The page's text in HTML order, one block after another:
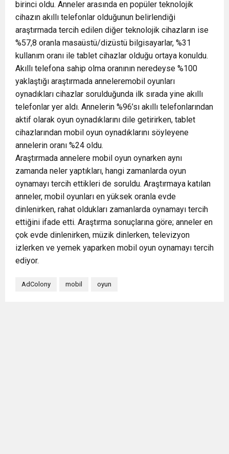
birinci oldu. Anneler arasında en popüler teknolojik
cihazın akıllı telefonlar olduğunun belirlendiği
araştırmada tercih edilen diğer teknolojik cihazların ise
%57,8 oranla masaüstü/dizüstü bilgisayarlar, %31
kullanım oranı ile tablet cihazlar olduğu ortaya konuldu.
Akıllı telefona sahip olma oranının neredeyse %100
yaklaştığı araştırmada anneleremobil oyunları
oynadıkları cihazlar sorulduğunda ilk sırada yine akıllı
telefonlar yer aldı. Annelerin %96’sı akıllı telefonlarından
aktif olarak oyun oynadıklarını dile getirirken, tablet
cihazlarından mobil oyun oynadıklarını söyleyene
annelerin oranı %24 oldu.
Araştırmada annelere mobil oyun oynarken aynı
zamanda neler yaptıkları, hangi zamanlarda oyun
oynamayı tercih ettikleri de soruldu. Araştırmaya katılan
anneler, mobil oyunları en yüksek oranla evde
dinlenirken, rahat oldukları zamanlarda oynamayı tercih
ettiğini ifade etti. Araştırma sonuçlarına göre; anneler en
çok evde dinlenirken, müzik dinlerken, televizyon
izlerken ve yemek yaparken mobil oyun oynamayı tercih
ediyor.
AdColony mobil oyun